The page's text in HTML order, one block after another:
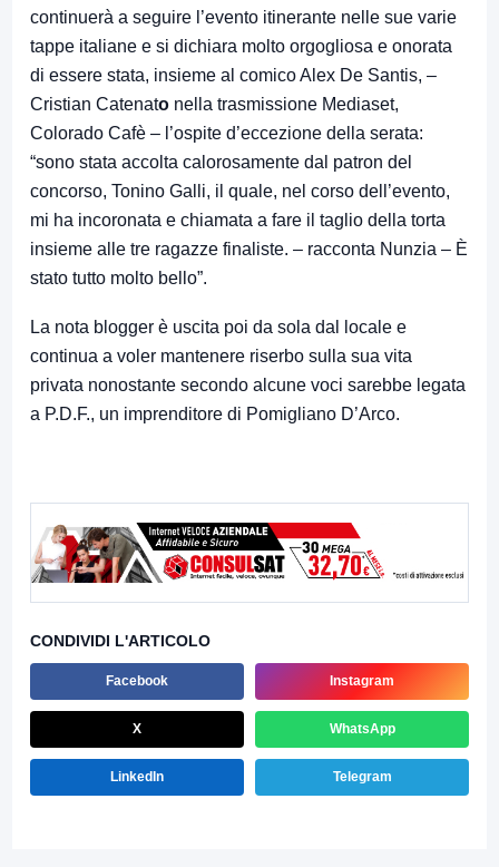
continuerà a seguire l’evento itinerante nelle sue varie
tappe italiane e si dichiara molto orgogliosa e onorata
di essere stata, insieme al comico Alex De Santis, –
Cristian Catenato nella trasmissione Mediaset,
Colorado Cafè – l’ospite d’eccezione della serata:
“sono stata accolta calorosamente dal patron del
concorso, Tonino Galli, il quale, nel corso dell’evento,
mi ha incoronata e chiamata a fare il taglio della torta
insieme alle tre ragazze finaliste. – racconta Nunzia – È
stato tutto molto bello”.
La nota blogger è uscita poi da sola dal locale e
continua a voler mantenere riserbo sulla sua vita
privata nonostante secondo alcune voci sarebbe legata
a P.D.F., un imprenditore di Pomigliano D’Arco.
CONDIVIDI L'ARTICOLO
Facebook Instagram
X WhatsApp
LinkedIn Telegram